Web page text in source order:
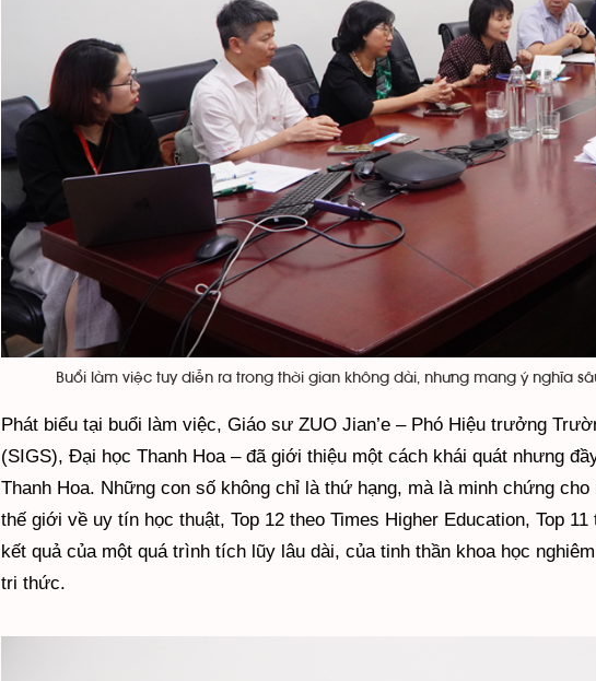
Buổi làm việc tuy diễn ra trong thời gian không dài, nhưng mang ý nghĩa
Phát biểu tại buổi làm việc, Giáo sư ZUO Jian’e – Phó Hiệu trưởng
(SIGS), Đại học Thanh Hoa – đã giới thiệu một cách khái quát nhưng
Thanh Hoa. Những con số không chỉ là thứ hạng, mà là minh chứng
thế giới về uy tín học thuật, Top 12 theo Times Higher Education, Top
kết quả của một quá trình tích lũy lâu dài, của tinh thần khoa học
tri thức.